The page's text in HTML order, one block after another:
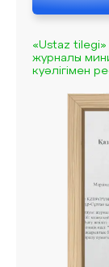
«Ustaz tilegi»
журналы
куәлігімен